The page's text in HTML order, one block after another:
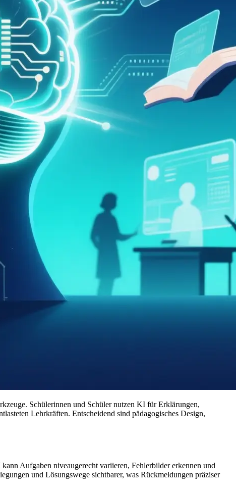
Schülerinnen und Schüler nutzen KI für Erklärungen,
Lehrkräften. Entscheidend sind pädagogisches Design,
Aufgaben niveaugerecht variieren, Fehlerbilder erkennen und
und Lösungswege sichtbarer, was Rückmeldungen präziser